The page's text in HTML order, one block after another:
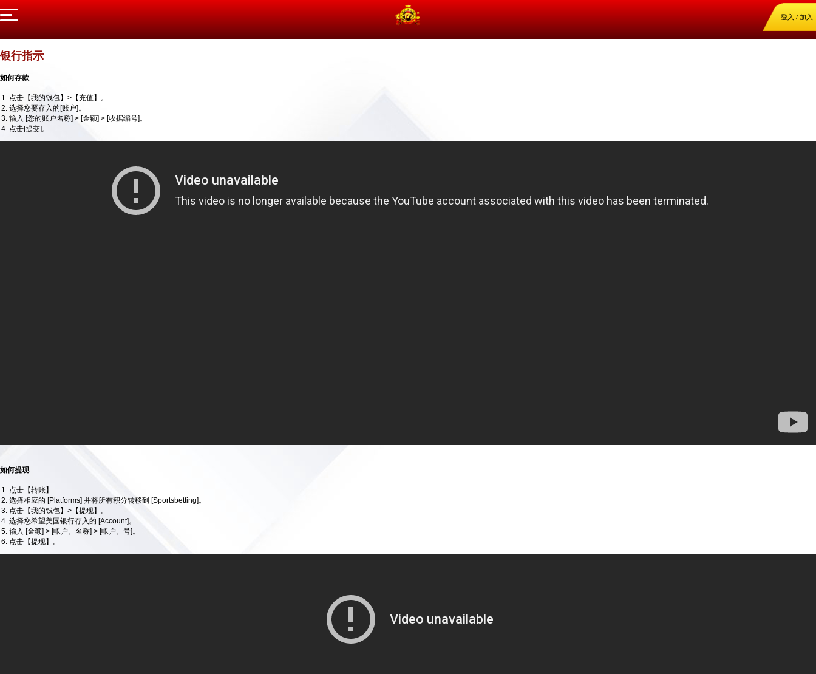
登入 / 加入
银行指示
如何存款
点击【我的钱包】>【充值】。
选择您要存入的[账户]。
输入 [您的账户名称] > [金额] > [收据编号]。
点击[提交]。
如何提现
点击【转账】
选择相应的 [Platforms] 并将所有积分转移到 [Sportsbetting]。
点击【我的钱包】>【提现】。
选择您希望美国银行存入的 [Account]。
输入 [金额] > [帐户。名称] > [帐户。号]。
点击【提现】。